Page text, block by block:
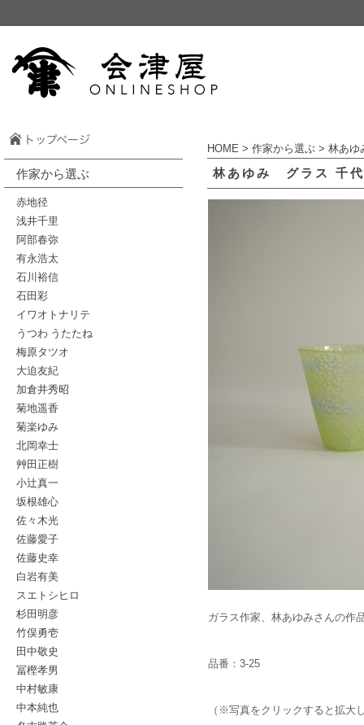
作家から選ぶ
赤地径
浅井千里
阿部春弥
有永浩太
石川裕信
石田彩
イワオトナリテ
うつわ うたたね
梅原タツオ
大迫友紀
加倉井秀昭
菊地遥香
菊楽ゆみ
北岡幸士
艸田正樹
小辻真一
坂根雄心
佐々木光
佐藤愛子
佐藤史幸
白岩有美
スエトシヒロ
杉田明彦
竹俣勇壱
田中敬史
冨樫孝男
中村敏康
中本純也
HOME > 作家から選ぶ > 林あゆ
林あゆみ グラス 千
ガラス作家、林あゆみさんの作
品番：3-25
（※写真をクリックすると拡大